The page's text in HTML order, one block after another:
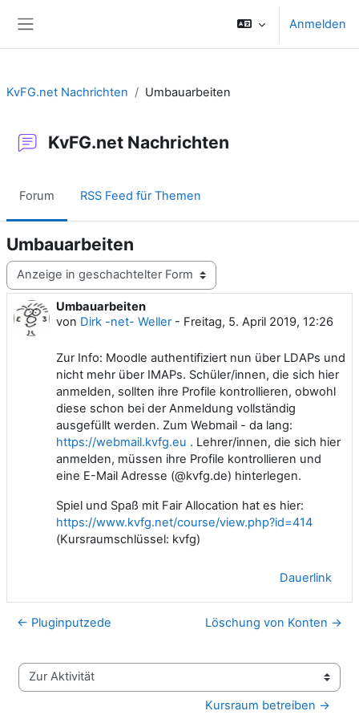
Anmelden
KvFG.net Nachrichten Umbauarbeiten
KvFG.net Nachrichten
Forum RSS Feed für Themen
Umbauarbeiten
Anzeigemodus
Umbauarbeiten
von Dirk -net- Weller- Freitag, 5. April 2019, 12:26
Anzahl Antworten: 0
Zur Info: Moodle authentifiziert nun über LDAPs und
nicht mehr über IMAPs. Schüler/innen, die sich hier
anmelden, sollten ihre Profile kontrollieren, obwohl
diese schon bei der Anmeldung vollständig
ausgefüllt werden. Zum Webmail - da lang:
https://webmail.kvfg.eu . Lehrer/innen, die sich hier
anmelden, müssen ihre Profile kontrollieren und
eine E-Mail Adresse (@kvfg.de) hinterlegen.
Spiel und Spaß mit Fair Allocation hat es hier:
https://www.kvfg.net/course/view.php?id=414
(Kursraumschlüssel: kvfg)
Dauerlink
← Pluginputzede Löschung von Konten →
Zur Aktivität
Kursraum betreiben →